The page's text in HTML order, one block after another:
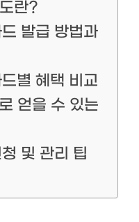
란?
발급 방법과
별 혜택 비교
얻을 수 있는
및 관리 팁